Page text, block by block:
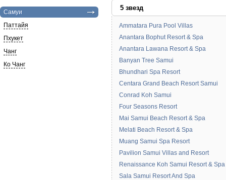
Самуи
Паттайя
Пхукет
Чанг
Ко Чанг
5 звезд
Ammatara Pura Pool Villas
Anantara Bophut Resort & Spa
Anantara Lawana Resort & Spa
Banyan Tree Samui
Bhundhari Spa Resort
Centara Grand Beach Resort Samui
Conrad Koh Samui
Four Seasons Resort
Mai Samui Beach Resort & Spa
Melati Beach Resort & Spa
Muang Samui Spa Resort
Pavilion Samui Villas and Resort
Renaissance Koh Samui Resort & Spa
Sala Samui Resort And Spa